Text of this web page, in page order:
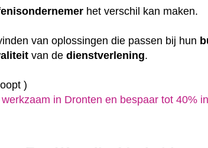
het verschil kan maken.
van oplossingen die passen bij hun
van dedienstverlening.
)
in Dronten en bespaar tot 40%